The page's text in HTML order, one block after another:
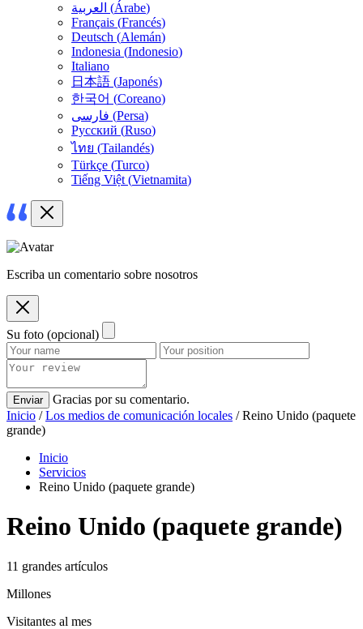
العربية (Árabe)
Français (Francés)
Deutsch (Alemán)
Indonesia (Indonesio)
Italiano
日本語 (Japonés)
한국어 (Coreano)
فارسی (Persa)
Русский (Ruso)
ไทย (Tailandés)
Türkçe (Turco)
Tiếng Việt (Vietnamita)
Escriba un comentario sobre nosotros
Su foto (opcional)
Enviar
Gracias por su comentario.
Inicio /Los medios de comunicación locales / Reino Unido (paquete
grande)
Inicio
Servicios
Reino Unido (paquete grande)
Reino Unido (paquete grande)
11 grandes artículos
Millones
Visitantes al mes